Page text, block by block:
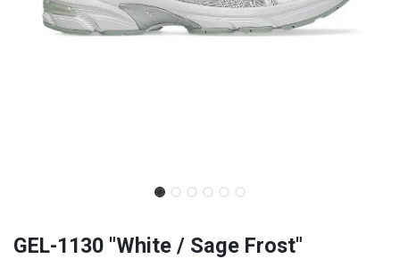
GEL-1130 "White / Sage Frost"